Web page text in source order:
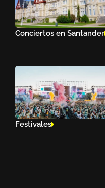
Conciertos en Santander
Festivales